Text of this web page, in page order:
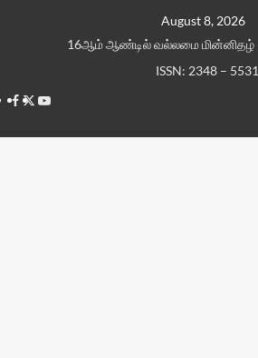
August 8, 2026
16ஆம் ஆண்டில் வல்லமை மின்னிதழ்
ISSN: 2348 – 5531
Facebook
TwitterYoutube